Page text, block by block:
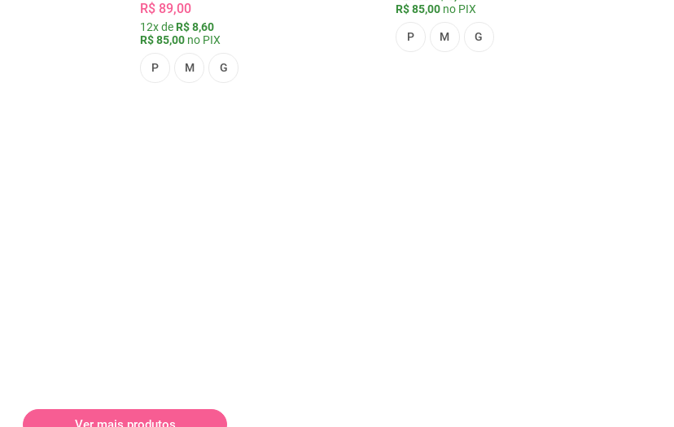
R$ 89,00
12x de R$ 8,60
R$ 85,00 no PIX
P M G
R$ 85,00no PIX
P M G